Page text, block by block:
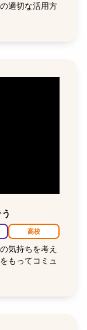
適切な活用方
高校
気持ちを考え
もってコミュ